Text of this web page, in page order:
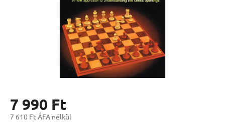
7 990 Ft
7 610 Ft ÁFA nélkül